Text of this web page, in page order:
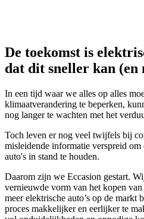
De toekomst is
dat dit sneller kan (en
In een tijd waar we alles op alles
klimaatverandering te beperken,
nog langer te wachten met het
Toch leven er nog veel twijfels bij
misleidende informatie verspreid om
auto's in stand te houden.
Daarom zijn we Eccasion gestart.
vernieuwde vorm van het kopen van
meer elektrische auto’s op de markt
proces makkelijker en eerlijker te